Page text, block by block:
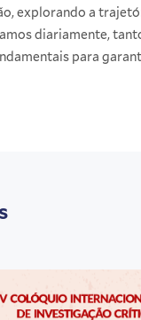
explorando a
diariamente,
para